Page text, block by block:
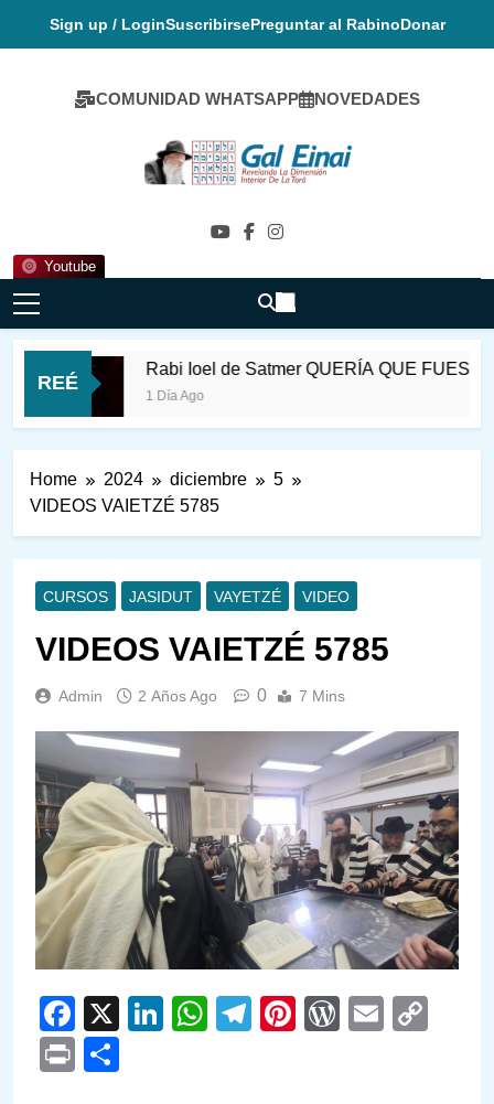
Sign up / LoginSuscribirsePreguntar al RabinoDonar
COMUNIDAD WHATSAPP NOVEDADES
Youtube
Gal Einai En
REÉ
Rabi Ioel de Satmer QUERÍA QUE FUESE FELIZ
1 Día Ago
Home 2024 diciembre
5
VIDEOS VAIETZÉ 5785
CURSOS JASIDUT VAYETZÉ VIDEO
VIDEOS VAIETZÉ 5785
Admin 2 Años Ago 0 7 Mins
Facebook
X LinkedIn
WhatsApp
Telegram
PinterestEmail
Print